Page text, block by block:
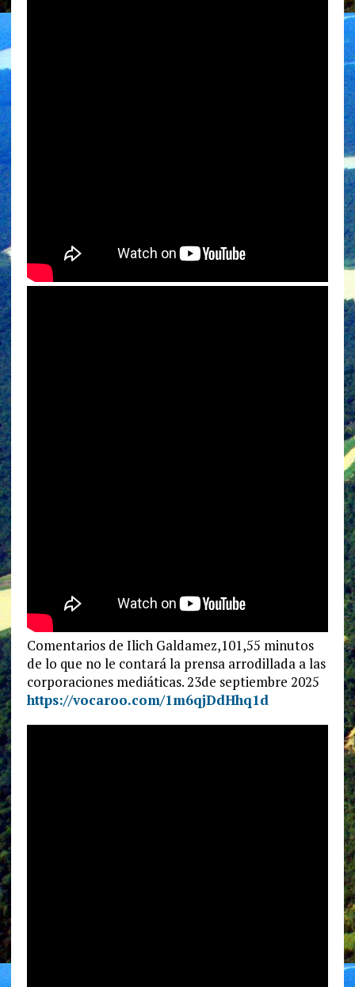
Comentarios de Ilich Galdamez,101,55 minutos
de lo que no le contará la prensa arrodillada a las
corporaciones mediáticas. 23de septiembre 2025
https://vocaroo.com/1m6qjDdHhq1d